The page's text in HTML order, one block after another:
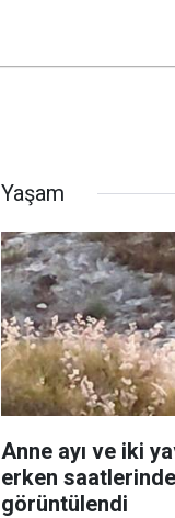
Yaşam
Anne ayı ve iki
erken
görüntülendi